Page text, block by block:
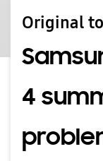
Original
4